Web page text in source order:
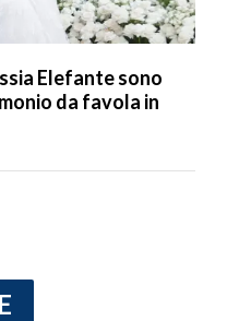
Elefante sono
da favola in